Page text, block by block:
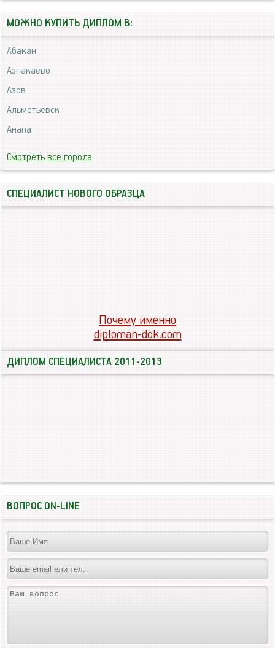
МОЖНО КУПИТЬ ДИПЛОМ В:
Абакан
Азнакаево
Азов
Альметьевск
Анапа
Смотреть все города
СПЕЦИАЛИСТ НОВОГО ОБРАЗЦА
Почему именно
diploman-dok.com
ДИПЛОМ СПЕЦИАЛИСТА 2011-2013
ВОПРОС ON-LINE